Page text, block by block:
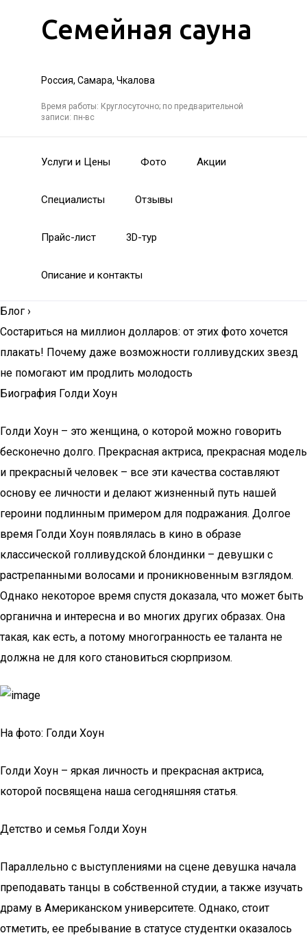
Семейная сауна
Россия, Самара, Чкалова
Время работы: Круглосуточно; по предварительной
записи: пн-вс
Услуги и Цены Фото Акции
Специалисты Отзывы
Прайс-лист 3D-тур
Описание и контакты
Блог ›
Состариться на миллион долларов: от этих фото хочется
плакать! Почему даже возможности голливудских звезд
не помогают им продлить молодость
Биография Голди Хоун
Голди Хоун – это женщина, о которой можно говорить
бесконечно долго. Прекрасная актриса, прекрасная модель
и прекрасный человек – все эти качества составляют
основу ее личности и делают жизненный путь нашей
героини подлинным примером для подражания. Долгое
время Голди Хоун появлялась в кино в образе
классической голливудской блондинки – девушки с
растрепанными волосами и проникновенным взглядом.
Однако некоторое время спустя доказала, что может быть
органична и интересна и во многих других образах. Она
такая, как есть, а потому многогранность ее таланта не
должна не для кого становиться сюрпризом.
На фото: Голди Хоун
Голди Хоун – яркая личность и прекрасная актриса,
которой посвящена наша сегодняшняя статья.
Детство и семья Голди Хоун
Параллельно с выступлениями на сцене девушка начала
преподавать танцы в собственной студии, а также изучать
драму в Американском университете. Однако, стоит
отметить, ее пребывание в статусе студентки оказалось